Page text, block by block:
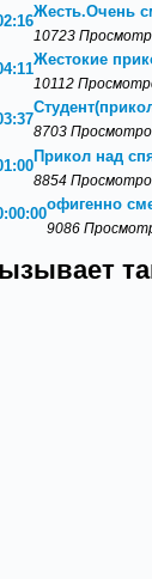
Жесть.Очень
10723
Жестокие
10112
8703
Прикол над
8854
офигенно
9086